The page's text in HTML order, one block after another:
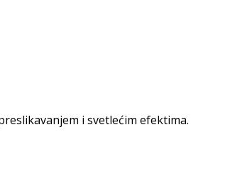
i svetlećim efektima.